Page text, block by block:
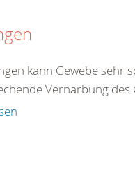
kann Gewebe sehr
Vernarbung